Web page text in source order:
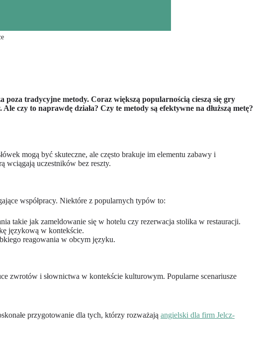
tradycyjne metody. Coraz większą popularnością cieszą się gry
czy to naprawdę działa? Czy te metody są efektywne na dłuższą metę?
mogą być skuteczne, ale często brakuje im elementu zabawy i
wciągają uczestników bez reszty.
współpracy. Niektóre z popularnych typów to:
takie jak zameldowanie się w hotelu czy rezerwacja stolika w restauracji.
językową w kontekście.
reagowania w obcym języku.
zwrotów i słownictwa w kontekście kulturowym. Popularne scenariusze
przygotowanie dla tych, którzy rozważają angielski dla firm Jelcz-